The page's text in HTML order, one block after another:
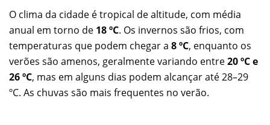
O clima da cidade é tropical de altitude, com média
anual em torno de 18 ºC. Os invernos são frios, com
temperaturas que podem chegar a 8 ºC, enquanto os
verões são amenos, geralmente variando entre20 ºC e
26 ºC, mas em alguns dias podem alcançar até 28–29
ºC. As chuvas são mais frequentes no verão.